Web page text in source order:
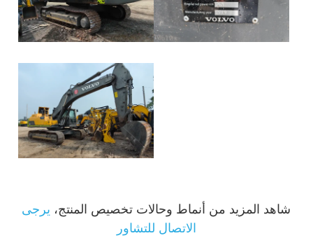
شاهد المزيد من أنماط وحالات تخصيص المنتج، يرجى
الاتصال للتشاور